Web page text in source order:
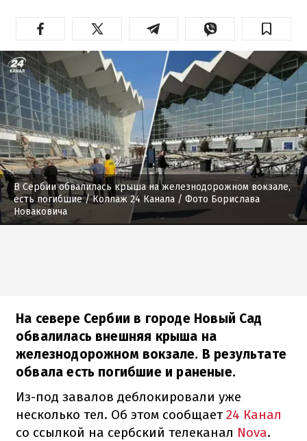
В Сербии обвалилась крыша на железнодорожном вокзале,
есть погибшие/ Коллаж 24 Канала / Фото Борислава
Новаковича
На севере Сербии в городе Новый Сад
обвалилась внешняя крыша на
железнодорожном вокзале. В результате
обвала есть погибшие и раненые.
Из-под завалов деблокировали уже
несколько тел. Об этом сообщает24 Канал
со ссылкой на сербский телеканал Nova.